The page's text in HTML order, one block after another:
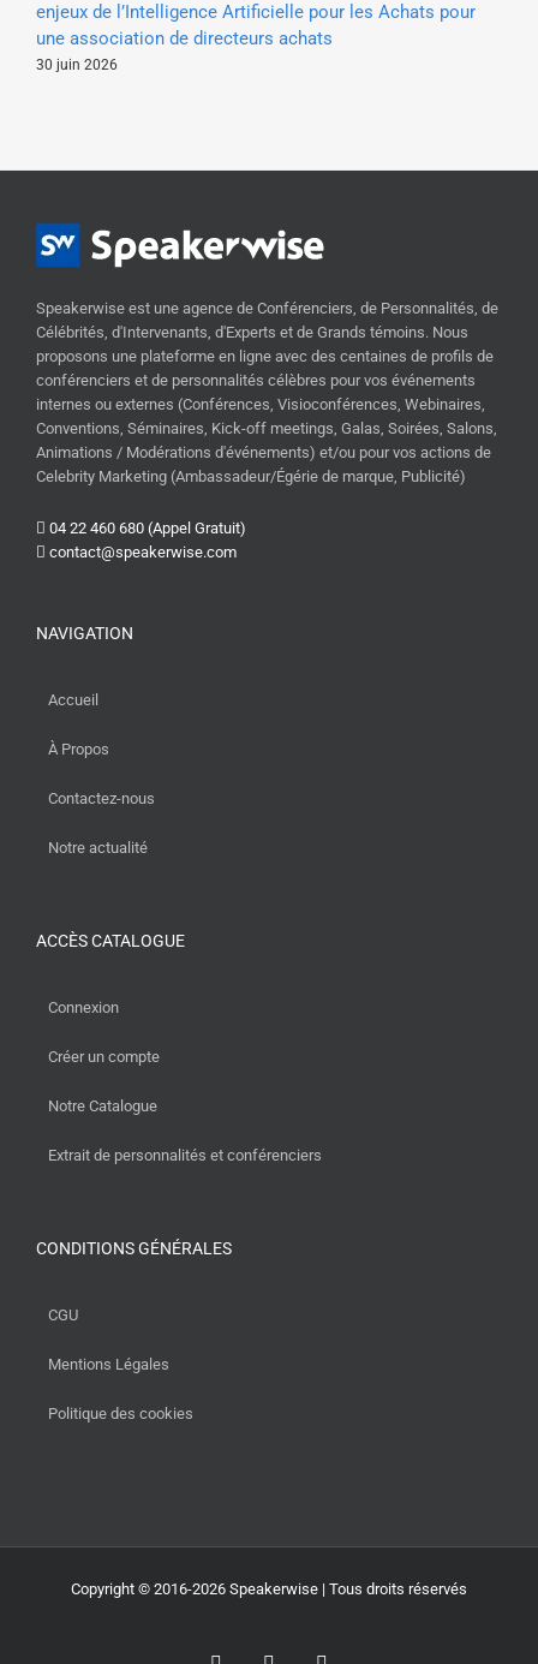
enjeux de l’Intelligence Artificielle pour les Achats pour
une association de directeurs achats
30 juin 2026
Speakerwise est une agence de Conférenciers, de Personnalités, de
Célébrités, d'Intervenants, d'Experts et de Grands témoins. Nous
proposons une plateforme en ligne avec des centaines de profils de
conférenciers et de personnalités célèbres pour vos événements
internes ou externes (Conférences, Visioconférences, Webinaires,
Conventions, Séminaires, Kick-off meetings, Galas, Soirées, Salons,
Animations / Modérations d'événements) et/ou pour vos actions de
Celebrity Marketing (Ambassadeur/Égérie de marque, Publicité)
04 22 460 680 (Appel Gratuit)
contact@speakerwise.com
NAVIGATION
Accueil
À Propos
Contactez-nous
Notre actualité
ACCÈS CATALOGUE
Connexion
Créer un compte
Notre Catalogue
Extrait de personnalités et conférenciers
CONDITIONS GÉNÉRALES
CGU
Mentions Légales
Politique des cookies
Copyright © 2016-2026 Speakerwise | Tous droits réservés